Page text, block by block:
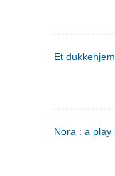
Et dukkehjem
Nora : a play